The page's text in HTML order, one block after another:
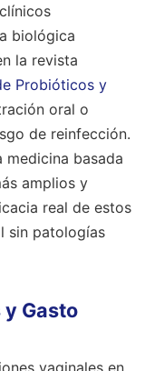
biológica
la revista
Probióticos y
oral o
de reinfección.
medicina basada
amplios y
real de estos
sin patologías
Gasto